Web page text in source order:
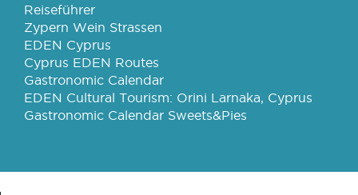
Reiseführer
Zypern Wein Strassen
EDEN Cyprus
Cyprus EDEN Routes
Gastronomic Calendar
EDEN Cultural Tourism: Orini Larnaka, Cyprus
Gastronomic Calendar Sweets&Pies